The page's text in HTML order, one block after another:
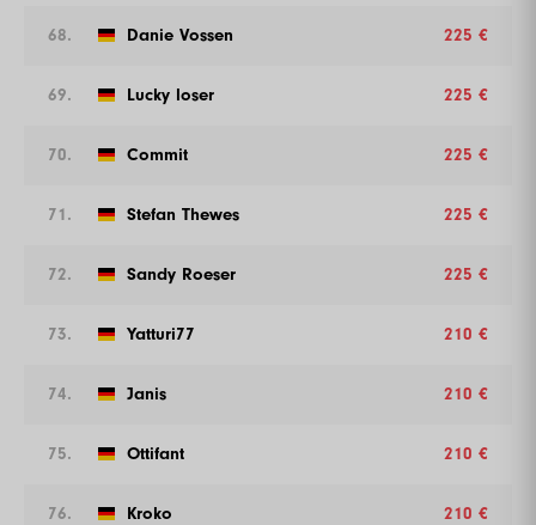
68. Danie Vossen 225 €
69. Lucky loser 225 €
70. Commit 225 €
71. Stefan Thewes 225 €
72. Sandy Roeser 225 €
73. Yatturi77 210 €
74. Janis 210 €
75. Ottifant 210 €
76. Kroko 210 €